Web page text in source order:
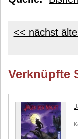
<< nächst
Verknüpfte